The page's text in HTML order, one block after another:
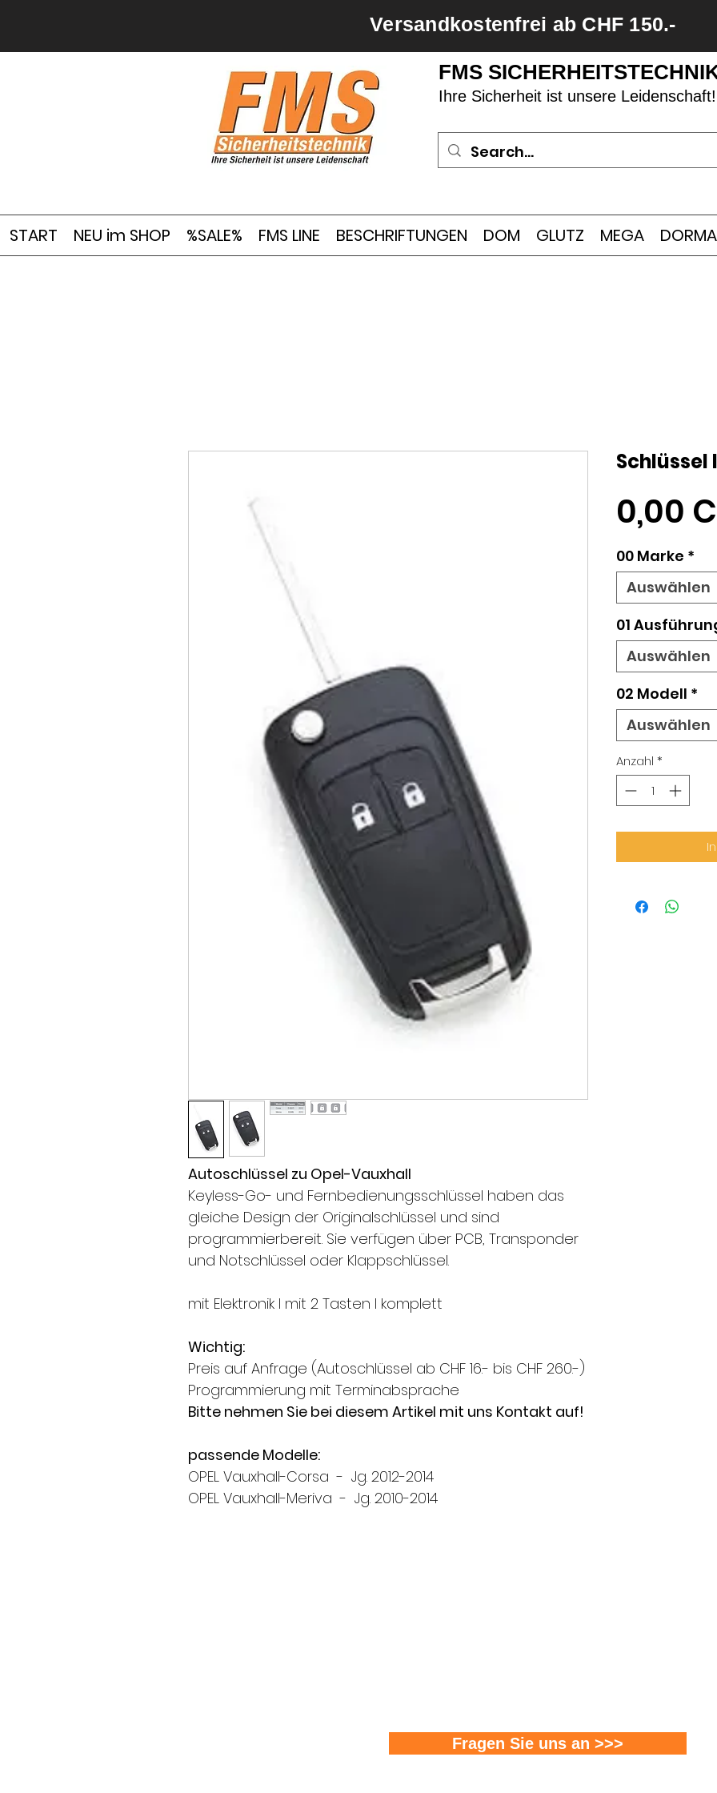
Versandkostenfrei ab CHF 150.-
FMS
Ihre Sicherheit ist unsere Leidenschaft!
START NEU im SHOP %SALE% FMS LINE BESCHRIFTUNGEN DOM GLUTZ MEGA
Autoschlüssel zu Opel-Vauxhall
Keyless-Go- und Fernbedienungsschlüssel haben das
gleiche Design der Originalschlüssel und sind
programmierbereit. Sie verfügen über PCB, Transponder
und Notschlüssel oder Klappschlüssel.
mit Elektronik l mit 2 Tasten l komplett
Wichtig:
Preis auf Anfrage (Autoschlüssel ab CHF 16.- bis CHF 260.-)
Programmierung mit Terminabsprache
Bitte nehmen Sie bei diesem Artikel mit uns Kontakt auf!
passende Modelle:
OPEL Vauxhall-Corsa - Jg. 2012-2014
OPEL Vauxhall-Meriva - Jg. 2010-2014
Schlüssel
0,00
00 Marke *
Auswählen
01
Auswählen
02 Modell *
Auswählen
Anzahl *
Fragen Sie uns an >>>